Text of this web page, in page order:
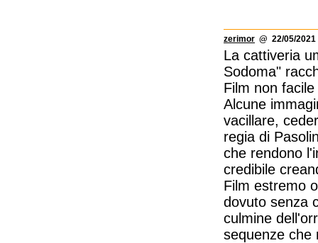
zerimor @ 22/05/
La cattiveria
Sodoma"
Film non
Alcune
vacillare,
regia di
che rendono
credibile
Film estremo
dovuto senza
culmine
sequenze che